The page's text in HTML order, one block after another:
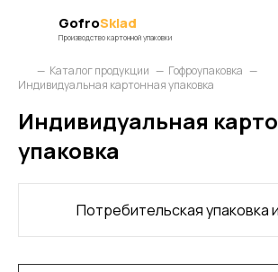
GofroSklad
Производство картонной упаковки
Каталог продукции
Гофроупаковка
Индивидуальная картонная упаковка
Индивидуальная
упаковка
Потребительская упаковка